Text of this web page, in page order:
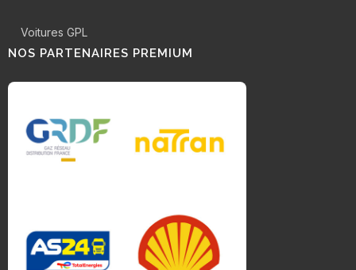
Voitures GPL
NOS PARTENAIRES PREMIUM